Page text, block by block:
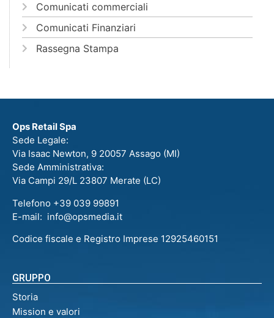
Comunicati commerciali
Comunicati Finanziari
Rassegna Stampa
Ops Retail Spa
Sede Legale:
Via Isaac Newton, 9 20057 Assago (MI)
Sede Amministrativa:
Via Campi 29/L 23807 Merate (LC)
Telefono +39 039 99891
E-mail: info@opsmedia.it
Codice fiscale e Registro Imprese 12925460151
GRUPPO
Storia
Mission e valori